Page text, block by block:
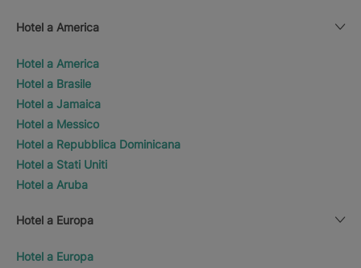
Hotel a America
Hotel a America
Hotel a Brasile
Hotel a Jamaica
Hotel a Messico
Hotel a Repubblica Dominicana
Hotel a Stati Uniti
Hotel a Aruba
Hotel a Europa
Hotel a Europa